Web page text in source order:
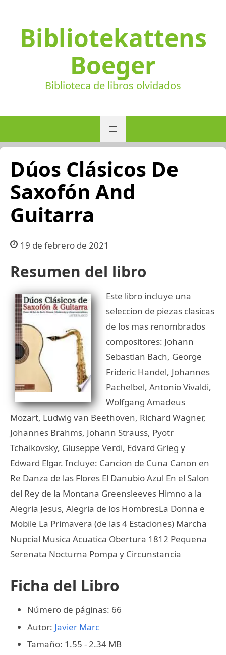
Bibliotekattens
Boeger
Biblioteca de libros olvidados
Dúos Clásicos De
Saxofón And
Guitarra
19 de febrero de 2021
Resumen del libro
Este libro incluye una
seleccion de piezas clasicas
de los mas renombrados
compositores: Johann
Sebastian Bach, George
Frideric Handel, Johannes
Pachelbel, Antonio Vivaldi,
Wolfgang Amadeus
Mozart, Ludwig van Beethoven, Richard Wagner,
Johannes Brahms, Johann Strauss, Pyotr
Tchaikovsky, Giuseppe Verdi, Edvard Grieg y
Edward Elgar. Incluye: Cancion de Cuna Canon en
Re Danza de las Flores El Danubio Azul En el Salon
del Rey de la Montana Greensleeves Himno a la
Alegria Jesus, Alegria de los HombresLa Donna e
Mobile La Primavera (de las 4 Estaciones) Marcha
Nupcial Musica Acuatica Obertura 1812 Pequena
Serenata Nocturna Pompa y Circunstancia
Ficha del Libro
Número de páginas: 66
Autor: Javier Marc
Tamaño: 1.55 - 2.34 MB